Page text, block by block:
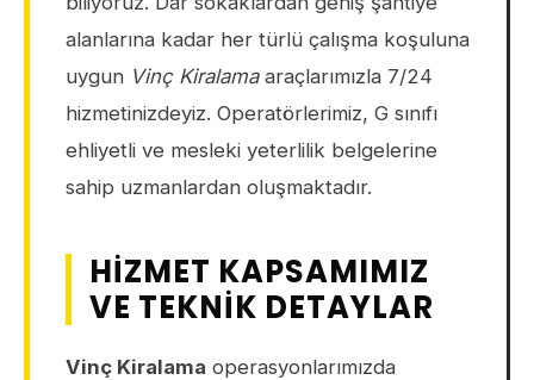
alanlarına kadar her türlü çalışma koşuluna
uygun Vinç Kiralamaaraçlarımızla 7/24
hizmetinizdeyiz. Operatörlerimiz, G sınıfı
ehliyetli ve mesleki yeterlilik belgelerine
sahip uzmanlardan oluşmaktadır.
HIZMET KAPSAMIMIZ
VE TEKNIK DETAYLAR
Vinç Kiralama operasyonlarımızda